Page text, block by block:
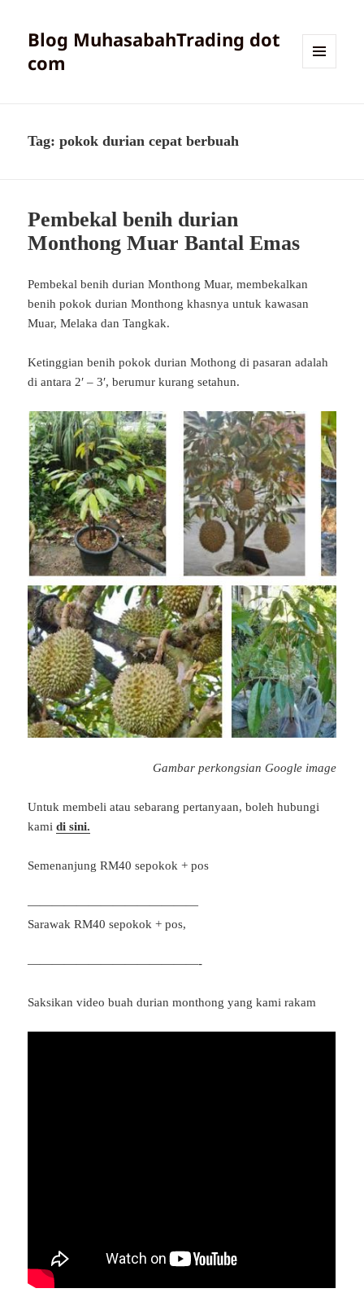
Blog MuhasabahTrading dot
com
Tag:pokok durian cepat berbuah
Pembekal benih durian
Monthong Muar Bantal Emas
Pembekal benih durian Monthong Muar, membekalkan
benih pokok durian Monthong khasnya untuk kawasan
Muar, Melaka dan Tangkak.
Ketinggian benih pokok durian Mothong di pasaran adalah
di antara 2′ – 3′, berumur kurang setahun.
Gambar perkongsian Google image
Untuk membeli atau sebarang pertanyaan, boleh hubungi
kamidi sini.
Semenanjung RM40 sepokok + pos
——————————————
Sarawak RM40 sepokok + pos,
——————————————-
Saksikan video buah durian monthong yang kami rakam